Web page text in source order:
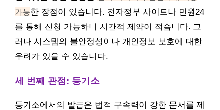
가능한 장점이 있습니다. 전자정부 사이트나 민원24
를 통해 신청 가능하니 시간적 제약이 적습니다. 그
러나 시스템의 불안정성이나 개인정보 보호에 대한
우려가 있을 수 있습니다.
세 번째 관점: 등기소
등기소에서의 발급은 법적 구속력이 강한 문서를 제